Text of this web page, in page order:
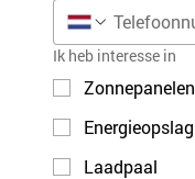
Ik heb interesse in
Zonnepanelen
Energieopslag
Laadpaal